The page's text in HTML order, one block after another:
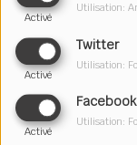
Activé
Utilisation:
Twitter
Activé
Utilisation:
Facebook
Activé
Utilisation: